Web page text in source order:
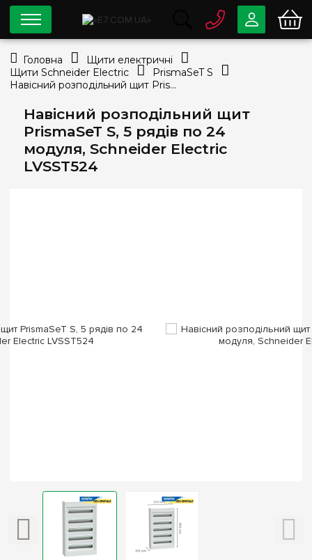
Навісний розподільний щит
PrismaSeT S, 5 рядів по 24
модуля, Schneider Electric
LVSST524
0 800
Безкоштовно
info@e7.com.ua
044
Viber Telegram
Головна
Щити електричні
Щити Schneider Electric
PrismaSeT S
Навісний розподільний щит PrismaSeT S, 5 рядів по 24 модуля, Schneider Electric LVSST524